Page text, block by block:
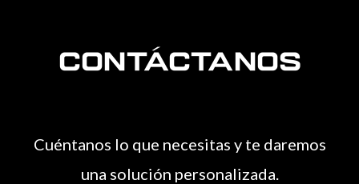
-
a
o
Contáctanos
Cuéntanos lo que necesitas y te daremos
una solución personalizada.